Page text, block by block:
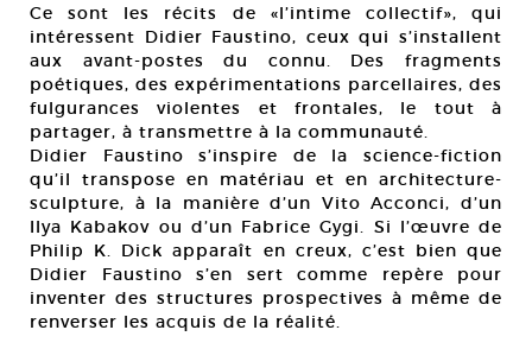
Ce sont les récits de «l’intime collectif», qui
intéressent Didier Faustino, ceux qui s’installent
aux avant-postes du connu. Des fragments
poétiques, des expérimentations parcellaires, des
fulgurances violentes et frontales, le tout à
partager, à transmettre à la communauté.
Didier Faustino s’inspire de la science-fiction
qu’il transpose en matériau et en architecture-
sculpture, à la manière d’un Vito Acconci, d’un
Ilya Kabakov ou d’un Fabrice Gygi. Si l’œuvre de
Philip K. Dick apparaît en creux, c’est bien que
Didier Faustino s’en sert comme repère pour
inventer des structures prospectives à même de
renverser les acquis de la réalité.